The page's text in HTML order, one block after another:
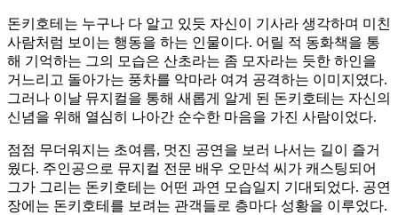
돈키호테는 누구나 다 알고 있듯 자신이 기사라 생각하며 미친
사람처럼 보이는 행동을 하는 인물이다. 어릴 적 동화책을 통
해 기억하는 그의 모습은 산초라는 좀 모자라는 듯한 하인을
거느리고 돌아가는 풍차를 악마라 여겨 공격하는 이미지였다.
그러나 이날 뮤지컬을 통해 새롭게 알게 된 돈키호테는 자신의
신념을 위해 열심히 나아간 순수한 마음을 가진 사람이었다.
점점 무더워지는 초여름, 멋진 공연을 보러 나서는 길이 즐거
웠다. 주인공으로 뮤지컬 전문 배우 오만석 씨가 캐스팅되어
그가 그리는 돈키호테는 어떤 과연 모습일지 기대되었다. 공연
장에는 돈키호테를 보려는 관객들로 층마다 성황을 이루었다.